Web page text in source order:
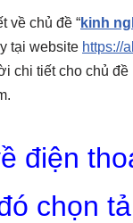
về chủ đề “kinh
tại website https://
chi tiết cho chủ
điện
chọn